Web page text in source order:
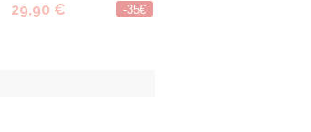
29,90 € -35€